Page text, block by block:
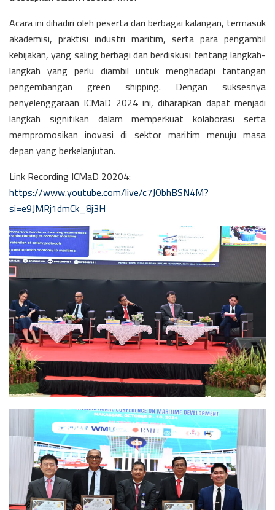
Acara ini dihadiri oleh peserta dari berbagai kalangan, termasuk
akademisi, praktisi industri maritim, serta para pengambil
kebijakan, yang saling berbagi dan berdiskusi tentang langkah-
langkah yang perlu diambil untuk menghadapi tantangan
pengembangan green shipping. Dengan suksesnya
penyelenggaraan ICMaD 2024 ini, diharapkan dapat menjadi
langkah signifikan dalam memperkuat kolaborasi serta
mempromosikan inovasi di sektor maritim menuju masa
depan yang berkelanjutan.
Link Recording ICMaD 20204:
https://www.youtube.com/live/c7JObhBSN4M?
si=e9JMRj1dmCk_8j3H